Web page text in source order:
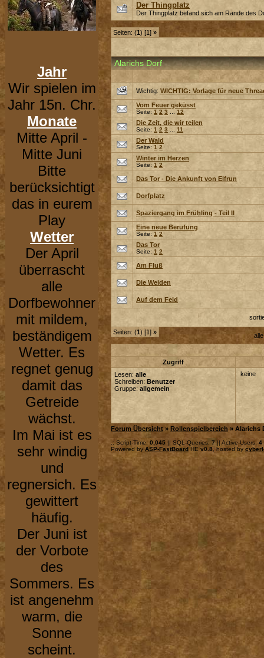
Jahr
Wir spielen im
Jahr 15n. Chr.
Monate
Mitte April -
Mitte Juni
Bitte
berücksichtigt
das in eurem
Play
Wetter
Der April
überrascht
alle
Dorfbewohner
mit mildem,
beständigem
Wetter. Es
regnet genug
damit das
Getreide
wächst.
Im Mai ist es
sehr windig
und
regnersich. Es
gewittert
häufig.
Der Juni ist
der Vorbote
des
Sommers. Es
ist angenehm
warm, die
Sonne
scheint.
Der Thingplatz
Der Thingplatz befand sich am Rande des
Seiten: (1) [1] »
Alarichs Dorf
Wichtig: WICHTIG: Vorlage für neue
Vom Feuer geküsst
Seite: 1 2 3 12
Die Zeit, die wir teilen
Seite: 1 2 3 11
Der Wald
Seite: 1 2
Winter im Herzen
Seite: 1 2
Das Tor - Die Ankunft von Elfrun
Dorfplatz
Spaziergang im Frühling - Teil II
Eine neue Berufung
Seite: 1 2
Das Tor
Seite: 1 2
Am Fluß
Die Weiden
Auf dem Feld
Seiten: (1) [1] »
Zugriff
Lesen: alle
Schreiben: Benutzer
Gruppe: allgemein
keine
Forum Übersicht » Rollenspielbereich » Alarichs
.: Script-Time: 0,045 || SQL-Queries: 7|| Active-Users: 4
Powered by ASP-FastBoardHE v0.8 , hosted by